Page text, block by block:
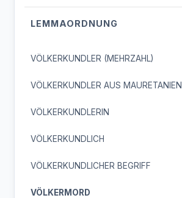
LEMMAORDNUNG
VÖLKERKUNDLER (MEHRZAHL)
VÖLKERKUNDLER AUS MAURETANIEN
VÖLKERKUNDLERIN
VÖLKERKUNDLICH
VÖLKERKUNDLICHER BEGRIFF
VÖLKERMORD